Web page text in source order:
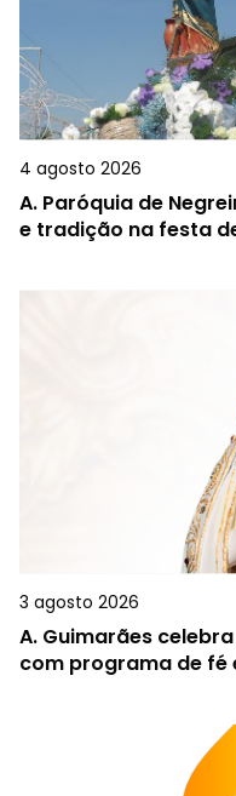
4 agosto 2026
A. Paróquia de
e tradição na festa
3 agosto 2026
A. Guimarães
com programa de fé